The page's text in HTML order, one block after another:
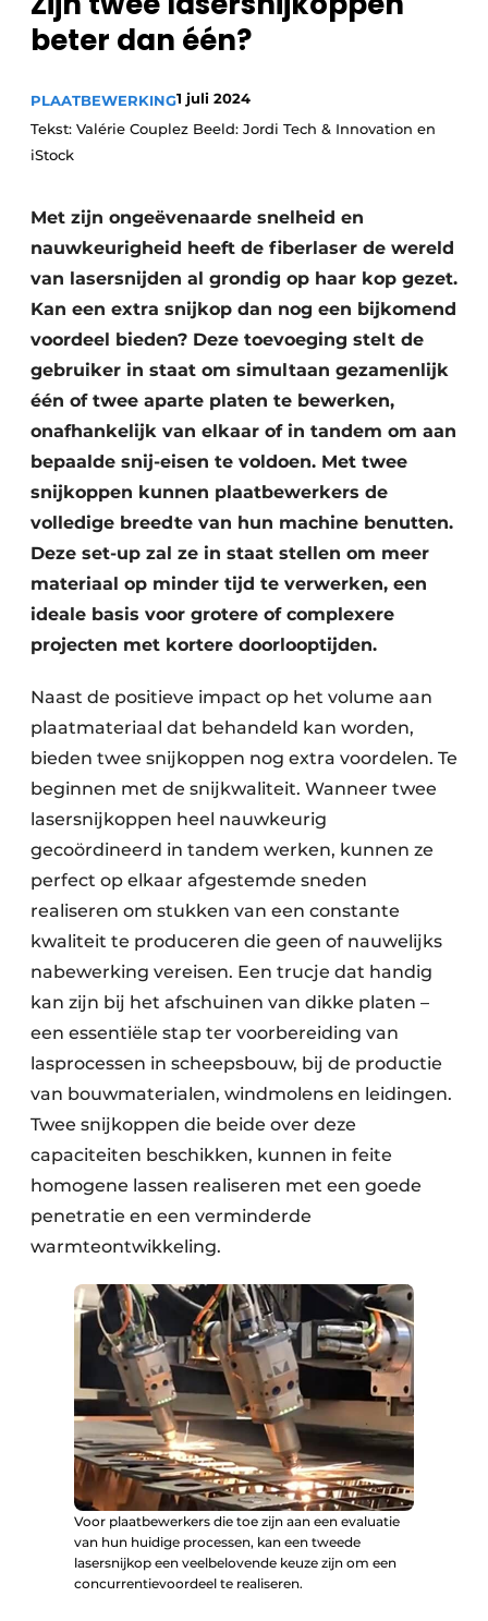
Vacature aanmelden
Video’s
beter dan één?
PLAATBEWERKING1 juli 2024
Tekst: Valérie Couplez Beeld: Jordi Tech & Innovation en
iStock
Met zijn ongeëvenaarde snelheid en
nauwkeurigheid heeft de fiberlaser de wereld
van lasersnijden al grondig op haar kop gezet.
Kan een extra snijkop dan nog een bijkomend
voordeel bieden? Deze toevoeging stelt de
gebruiker in staat om simultaan gezamenlijk
één of twee aparte platen te bewerken,
onafhankelijk van elkaar of in tandem om aan
bepaalde snij-eisen te voldoen. Met twee
snijkoppen kunnen plaatbewerkers de
volledige breedte van hun machine benutten.
Deze set-up zal ze in staat stellen om meer
materiaal op minder tijd te verwerken, een
ideale basis voor grotere of complexere
projecten met kortere doorlooptijden.
Naast de positieve impact op het volume aan
plaatmateriaal dat behandeld kan worden,
bieden twee snijkoppen nog extra voordelen. Te
beginnen met de snijkwaliteit. Wanneer twee
lasersnijkoppen heel nauwkeurig
gecoördineerd in tandem werken, kunnen ze
perfect op elkaar afgestemde sneden
realiseren om stukken van een constante
kwaliteit te produceren die geen of nauwelijks
nabewerking vereisen. Een trucje dat handig
kan zijn bij het afschuinen van dikke platen –
een essentiële stap ter voorbereiding van
lasprocessen in scheepsbouw, bij de productie
van bouwmaterialen, windmolens en leidingen.
Twee snijkoppen die beide over deze
capaciteiten beschikken, kunnen in feite
homogene lassen realiseren met een goede
penetratie en een verminderde
warmteontwikkeling.
Voor plaatbewerkers die toe zijn aan een evaluatie
van hun huidige processen, kan een tweede
lasersnijkop een veelbelovende keuze zijn om een
concurrentievoordeel te realiseren.